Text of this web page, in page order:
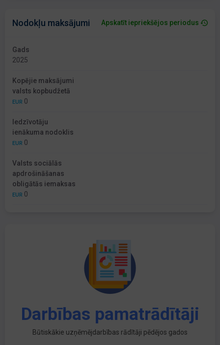
Nodokļu maksājumi Apskatīt iepriekšējos periodus
Gads
2025
Kopējie maksājumi
valsts kopbudžetā
EUR 0
Iedzīvotāju
ienākuma nodoklis
EUR 0
Valsts sociālās
apdrošināšanas
obligātās iemaksas
EUR 0
Darbības pamatrādītāji
Būtiskākie uzņēmējdarbības rādītāji pēdējos gados